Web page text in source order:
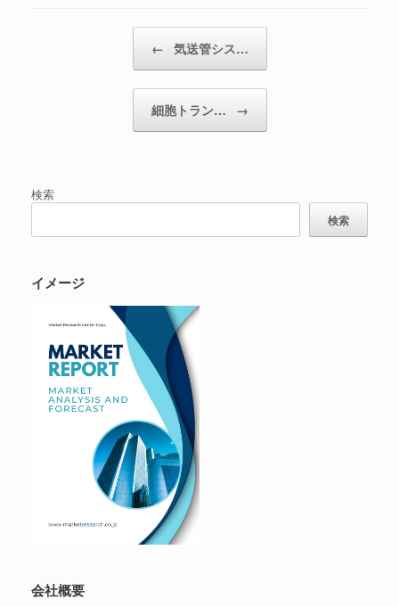
← 気送管シス…
細胞トラン… →
検索
検索
イメージ
会社概要